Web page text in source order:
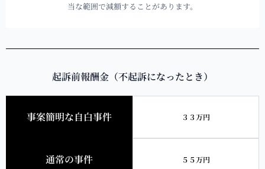
当な範囲で減額することがあります。
起訴前報酬金（不起訴になったとき）
事案簡明な自白事件 ３３万円
通常の事件 ５５万円